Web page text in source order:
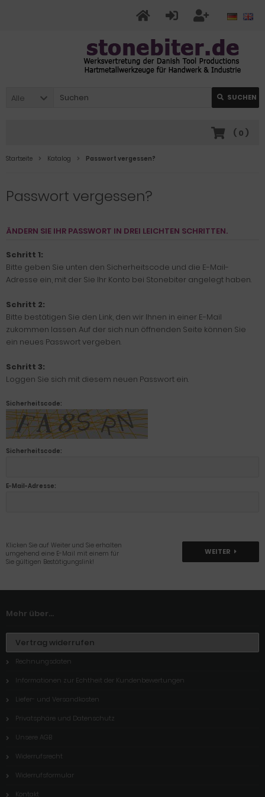
Alle SUCHEN
( 0 )
Startseite Katalog Passwort vergessen?
Passwort vergessen?
ÄNDERN SIE IHR PASSWORT IN DREI LEICHTEN SCHRITTEN.
Schritt 1:
Bitte geben Sie unten den Sicherheitscode und die E-Mail-
Adresse ein, mit der Sie Ihr Konto bei Stonebiter angelegt haben.
Schritt 2:
Bitte bestätigen Sie den Link, den wir Ihnen in einer E-Mail
zukommen lassen. Auf der sich nun öffnenden Seite können Sie
ein neues Passwort vergeben.
Schritt 3:
Loggen Sie sich mit diesem neuen Passwort ein.
Sicherheitscode:
Sicherheitscode:
E-Mail-Adresse:
Klicken Sie auf Weiter und Sie erhalten
umgehend eine E-Mail mit einem für
Sie gültigen Bestätigungslink!
WEITER
Mehr über...
Vertrag widerrufen
Rechnungsdaten
Informationen zur Echtheit der Kundenbewertungen
Liefer- und Versandkosten
Privatsphäre und Datenschutz
Unsere AGB
Widerrufsrecht
Widerrufsformular
Kontakt